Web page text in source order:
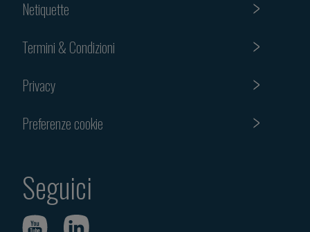
Netiquette
Termini & Condizioni
Privacy
Preferenze cookie
Seguici